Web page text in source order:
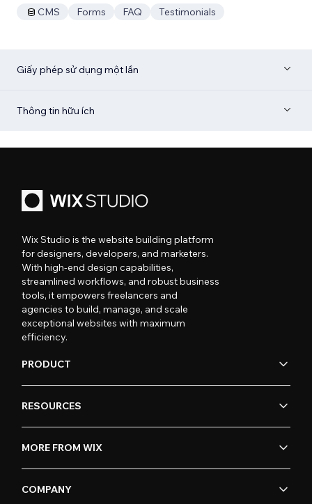
CMS
Forms FAQ Testimonials
Giấy phép sử dụng một lần
Thông tin hữu ích
Wix Studio is the website building platform
for designers, developers, and marketers.
With high-end design capabilities,
streamlined workflows, and robust business
tools, it empowers freelancers and
agencies to build, manage, and scale
exceptional websites with maximum
efficiency.
PRODUCT
RESOURCES
MORE FROM WIX
COMPANY